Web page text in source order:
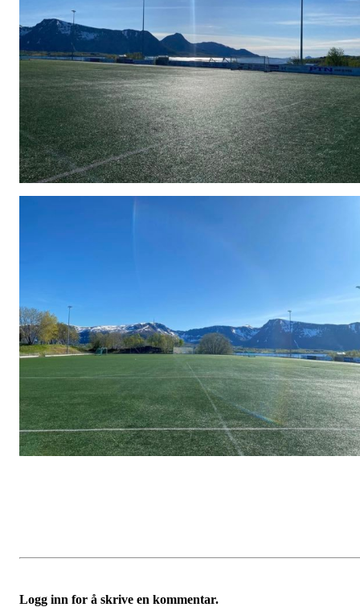
Logg inn for å skrive en kommentar.